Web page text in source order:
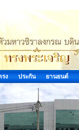
ง ประกัน ยานยนต์